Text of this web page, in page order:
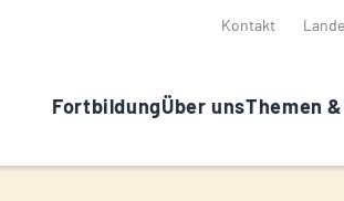
Kontakt
FortbildungÜber unsThemen